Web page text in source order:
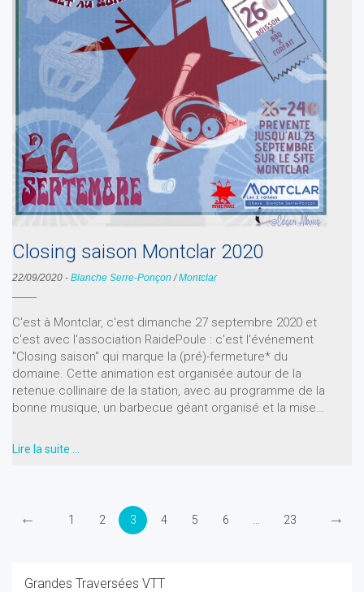
Closing saison Montclar 2020
22/09/2020 - Blanche Serre-Ponçon /Montclar
C'est à Montclar, c'est dimanche 27 septembre 2020 et
c'est avec l'association RaidePoule : c'est l'événement
"Closing saison" qui marque la (pré)-fermeture* du
domaine. Cette animation est organisée autour de la
retenue collinaire de la station, avec au programme de la
bonne musique, un barbecue géant organisé et la mise…
Lire la suite …
← 1 2 3 4 5 6 23 →
Grandes Traversées VTT